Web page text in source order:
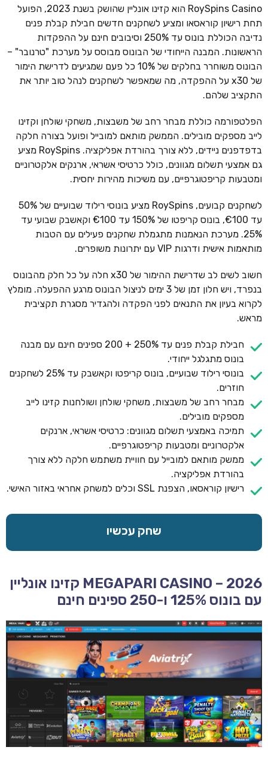
RoySpins Casino הוא קזינו אונליין שהושק בשנת 2023, הפועל
תחת רישיון קוראסאו ומציע לשחקנים חדשים חבילת קבלת פנים
נדיבה הכוללת בונוס עד 250% וסיבובים חינם על ההפקדות
הראשונות. המבנה הייחודי של הבונוס מבוסס על מערכת "טרנובר" –
הבונוס משוחרר בחלקים של 10% כל פעם שמגיעים לדרישת הימור
של x30 על ההפקדה, מה שמאפשר לשחקנים לנהל טוב יותר את
התקציב שלהם.
הפלטפורמה כוללת מבחר רחב של משבצות, משחקי שולחן וקזינו
לייב מספקים מובילים. הממשק מותאם למובייל ופועל בצורה חלקה
בדפדפנים ניידים, ללא צורך בהורדת אפליקציה. RoySpins מציע
גם אמצעי תשלום מגוונים, כולל כרטיסי אשראי, ארנקים אלקטרוניים
ומטבעות קריפטוגרפיים, עם משיכות מהירות יחסית.
לשחקנים קבועים, RoySpins מציע בונוסי רילוד שבועיים של 50%
עד €100, בונוס קריפטו של 150% עד €100 וקאשבק שבועי עד
25%. מערכת הנאמנות מתגמלת שחקנים פעילים עם הטבות
מותאמות אישית ודרגות VIP עם יתרונות משופרים.
חשוב לשים לב שדרישת ההימור של x30 חלה על כל חלק מהבונוס
בנפרד, ויש חלון זמן של 3 ימים לניצול הבונוס מרגע ההפעלה. מומלץ
לקרוא בעיון את התנאים לפני הפקדה ולהגדיר מסגרת תקציבית
מראש.
חבילת קבלת פנים עד 250% + 200 ספינים חינם עם מבנה
בונוס מתגלגל ייחודי.
בונוסי רילוד שבועיים, בונוס קריפטו וקאשבק עד 25% לשחקנים
חוזרים.
מבחר רחב של משבצות, משחקי שולחן ושולחנות קזינו לייב
מספקים מובילים.
תמיכה באמצעי תשלום מגוונים: כרטיסי אשראי, ארנקים
אלקטרוניים ומטבעות קריפטוגרפיים.
ממשק מותאם למובייל עם חוויית משתמש חלקה ללא צורך
בהורדת אפליקציה.
רישיון קוראסאו, הצפנת SSL וכלים למשחק אחראי באזור האישי.
שחק עכשיו
MEGAPARI CASINO – 2026 קזינו אונליין
עם בונוס 125% ו-250 ספינים חינם